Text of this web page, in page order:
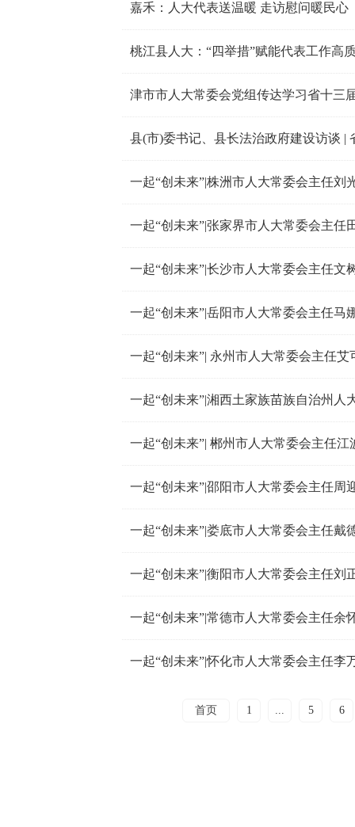
嘉禾：人大代表送温暖 走访慰问暖民心
桃江县人大：“四举措”赋能代表工作高
津市市人大常委会党组传达学习省十三
一起“创未来”|株洲市人大常委会主任刘
一起“创未来”|张家界市人大常委会主任
一起“创未来”|长沙市人大常委会主任文
一起“创未来”|岳阳市人大常委会主任马
一起“创未来”| 永州市人大常委会主任艾
一起“创未来”|湘西土家族苗族自治州人
一起“创未来”| 郴州市人大常委会主任江
一起“创未来”|邵阳市人大常委会主任周
一起“创未来”|娄底市人大常委会主任戴
一起“创未来”|衡阳市人大常委会主任刘
一起“创未来”|常德市人大常委会主任余
一起“创未来”|怀化市人大常委会主任李
首页 1 ... 5 6